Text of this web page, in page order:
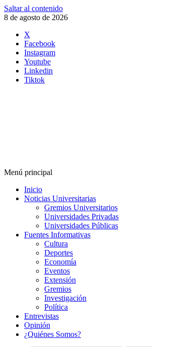
Saltar al contenido
8 de agosto de 2026
X
Facebook
Instagram
Youtube
Linkedin
Tiktok
Menú principal
Inicio
Noticias Universitarias
Gremios Universitarios
Universidades Privadas
Universidades Públicas
Fuentes Informativas
Cultura
Deportes
Economía
Eventos
Extensión
Gremios
Investigación
Política
Entrevistas
Opinión
¿Quiénes Somos?